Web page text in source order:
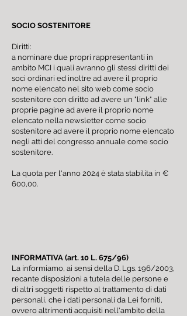
SOCIO SOSTENITORE
Diritti:
a nominare due propri rappresentanti in
ambito MCI i quali avranno gli stessi diritti dei
soci ordinari ed inoltre ad avere il proprio
nome elencato nel sito web come socio
sostenitore con diritto ad avere un "link" alle
proprie pagine ad avere il proprio nome
elencato nella newsletter come socio
sostenitore ad avere il proprio nome elencato
negli atti del congresso annuale come socio
sostenitore.
La quota per l'anno 2024 è stata stabilita in €
600,00.
INFORMATIVA (art. 10 L. 675/96)
La informiamo, ai sensi della D. Lgs. 196/2003,
recante disposizioni a tutela delle persone e
di altri soggetti rispetto al trattamento di dati
personali, che i dati personali da Lei forniti,
ovvero altrimenti acquisiti nell'ambito della